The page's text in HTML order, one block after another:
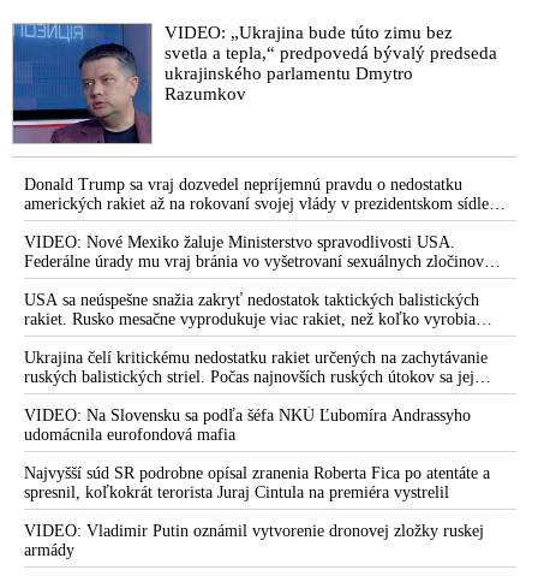
anticovidovými injekciami ide o obrovský biznis. „Je otázka
času, kedy zhromaždíme všetky informácie ohľadne covidu,“
vyhlásil v parlamente predseda vlády, keď reagoval na kritiku
vládneho splnomocnenca Petra Kotlára zo strany rusofóbneho
liberála Ondreja Dostála zo SaS, ktorý bol súčasťou vládnej
garnitúry páchajúcej počas tzv. pandémie zločiny v mene
ochorenia Covid-19
VIDEO: „Hanbím sa za slovenských lekárov, ktorí sa nevedia
postaviť za mňa a proti očkovaniu mRNA injekciami. Tu došlo
k poškodeniu zdravia ľudí a moje uznesenie je napísané dobre,
správne a neznesie žiadne kompromisy. Neustúpim od jeho
obsahu alebo sa vzdám pozície splnomocnenca. Za mnou stojí
polovica ľudí na Slovensku. Verejnosť je klamaná
pseudovedcami. Celá krajina je zvedavá ako bude vláda o
mojej správe hlasovať,“ vyhlásil Peter Kotlár
Lekári pre dospelých a deti už môžu očkovať pacientov na
Slovensku novou anticovidovou injekciou od Pfizeru
„Hlavní podozriví majú oprávnené obavy,“ píše Združenia
slovenskej inteligencie vo svojom stanovisku ku Kotlárovej
správe o výsledkoch preverovania pandémie Covid-19
„mRNA vakcíny ľudí chránia pred ochorením bez toho, aby
že USA Ukrajine nedodajú protiraketové
systémy Patriot
VIDEO: „Ukrajina bude túto zimu bez
svetla a tepla,“ predpovedá bývalý predseda
ukrajinského parlamentu Dmytro
Razumkov
Donald Trump sa vraj dozvedel nepríjemnú pravdu o nedostatku
amerických rakiet až na rokovaní svojej vlády v prezidentskom sídle
Camp David v Marylande, a preto musel odložiť plánované útoky na
Irán. Prezident USA sa pre to údajne pohádal so šéfom Pentagónu, lebo
bol presvedčený o opaku
VIDEO: Nové Mexiko žaluje Ministerstvo spravodlivosti USA.
Federálne úrady mu vraj bránia vo vyšetrovaní sexuálnych zločinov
organizátora pedofilnej siete Jeffreyho Epsteina. Ten mal nariadiť, aby
dve dievčatá zo zahraničia, ktoré boli uškrtené počas drsného
fetišistického sexu, pochovali v blízkosti jeho ranča v tomto americkom
štáte
USA sa neúspešne snažia zakryť nedostatok taktických balistických
rakiet. Rusko mesačne vyprodukuje viac rakiet, než koľko vyrobia
všetci producenti systémov Patriot dohromady
Ukrajina čelí kritickému nedostatku rakiet určených na zachytávanie
ruských balistických striel. Počas najnovších ruských útokov sa jej
nepodarilo zostreliť ani jednu. Volodymyr Zelenskyj sa v zúfalstve snaží
prostredníctvom NATO zabezpečiť ich dodávky
VIDEO: Na Slovensku sa podľa šéfa NKÚ Ľubomíra Andrassyho
udomácnila eurofondová mafia
Najvyšší súd SR podrobne opísal zranenia Roberta Fica po atentáte a
spresnil, koľkokrát terorista Juraj Cintula na premiéra vystrelil
VIDEO: Vladimir Putin oznámil vytvorenie dronovej zložky ruskej
armády